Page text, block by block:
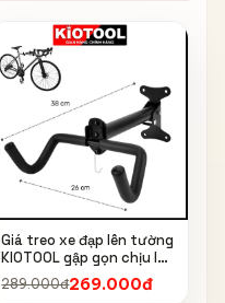
Giá treo xe đạp lên tường
KIOTOOL gập gọn chịu lực
cao kèm móc treo mũ bảo
hiểm
289.000đ269.000đ